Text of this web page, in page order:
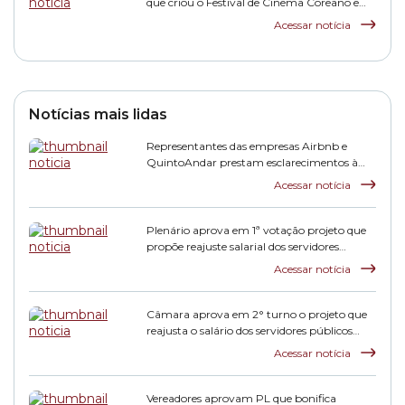
Acessar notícia
Notícias mais lidas
Representantes das empresas Airbnb e
QuintoAndar prestam esclarecimentos à
Acessar notícia
Plenário aprova em 1ª votação projeto que
propõe reajuste salarial dos servidores
Acessar notícia
Câmara aprova em 2° turno o projeto que
reajusta o salário dos servidores públicos
Acessar notícia
Vereadores aprovam PL que bonifica